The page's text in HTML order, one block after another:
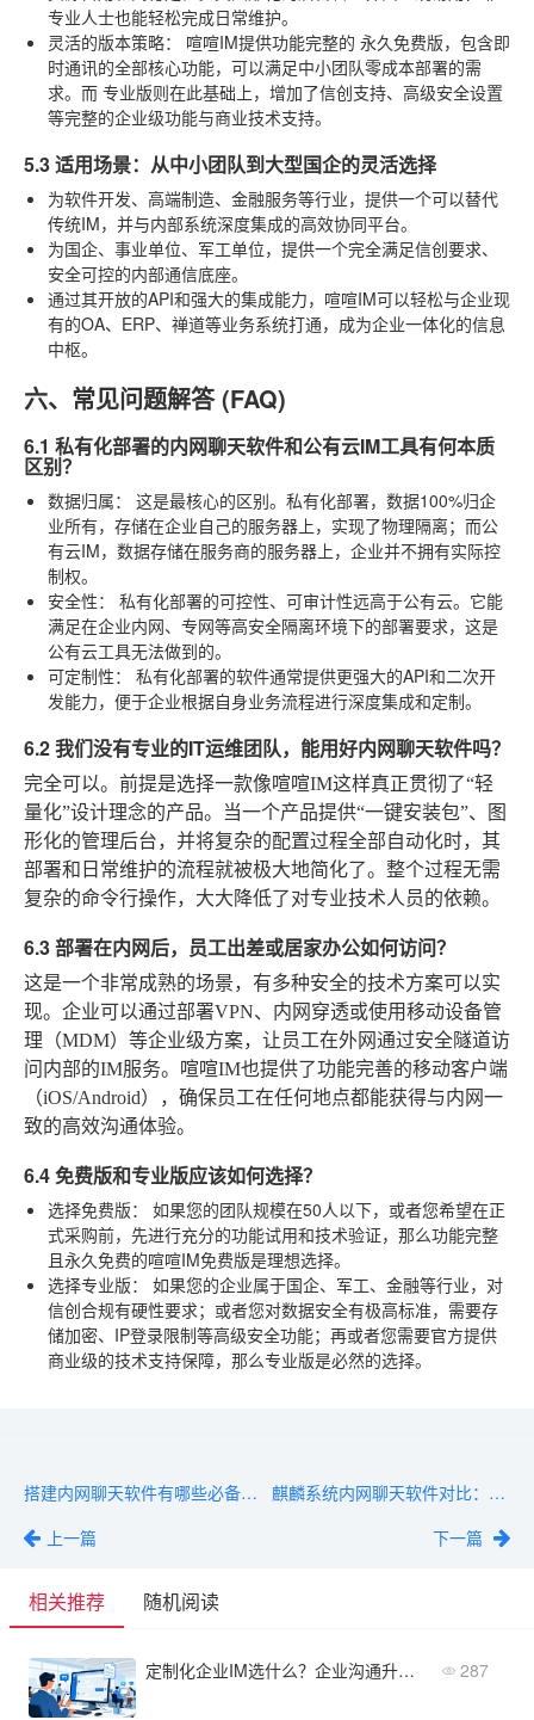
专业人士也能轻松完成日常维护。
灵活的版本策略：
喧喧IM提供功能完整的 永久免费版，包含即
时通讯的全部核心功能，可以满足中小团队零成本部署的需
求。而 专业版则在此基础上，增加了信创支持、高级安全设置
等完整的企业级功能与商业技术支持。
5.3 适用场景：从中小团队到大型国企的灵活选择
为软件开发、高端制造、金融服务等行业，提供一个可以替代
传统IM，并与内部系统深度集成的高效协同平台。
为国企、事业单位、军工单位，提供一个完全满足信创要求、
安全可控的内部通信底座。
通过其开放的API和强大的集成能力，喧喧IM可以轻松与企业现
有的OA、ERP、禅道等业务系统打通，成为企业一体化的信息
中枢。
六、常见问题解答 (FAQ)
6.1 私有化部署的内网聊天软件和公有云IM工具有何本质
区别？
数据归属：
这是最核心的区别。私有化部署，数据100%归企
业所有，存储在企业自己的服务器上，实现了物理隔离；而公
有云IM，数据存储在服务商的服务器上，企业并不拥有实际控
制权。
安全性：
私有化部署的可控性、可审计性远高于公有云。它能
满足在企业内网、专网等高安全隔离环境下的部署要求，这是
公有云工具无法做到的。
可定制性：
私有化部署的软件通常提供更强大的API和二次开
发能力，便于企业根据自身业务流程进行深度集成和定制。
6.2 我们没有专业的IT运维团队，能用好内网聊天软件吗？
完全可以。前提是选择一款像喧喧IM这样真正贯彻了“轻
量化”设计理念的产品。当一个产品提供“一键安装包”、图
形化的管理后台，并将复杂的配置过程全部自动化时，其
部署和日常维护的流程就被极大地简化了。整个过程无需
复杂的命令行操作，大大降低了对专业技术人员的依赖。
6.3 部署在内网后，员工出差或居家办公如何访问？
这是一个非常成熟的场景，有多种安全的技术方案可以实
现。企业可以通过部署VPN、内网穿透或使用移动设备管
理（MDM）等企业级方案，让员工在外网通过安全隧道访
问内部的IM服务。喧喧IM也提供了功能完善的移动客户端
（iOS/Android），确保员工在任何地点都能获得与内网一
致的高效沟通体验。
6.4 免费版和专业版应该如何选择？
选择免费版：
如果您的团队规模在50人以下，或者您希望在正
式采购前，先进行充分的功能试用和技术验证，那么功能完整
且永久免费的喧喧IM免费版是理想选择。
选择专业版：
如果您的企业属于国企、军工、金融等行业，对
信创合规有硬性要求；或者您对数据安全有极高标准，需要存
储加密、IP登录限制等高级安全功能；再或者您需要官方提供
商业级的技术支持保障，那么专业版是必然的选择。
搭建内网聊天软件有哪些必备功能？2026年企业推荐清单
上一篇
麒麟系统内网聊天软件对比：功能、安全与部署差异解析
下一篇
相关推荐 随机阅读
定制化企业IM选什么？企业沟通升级指南 287